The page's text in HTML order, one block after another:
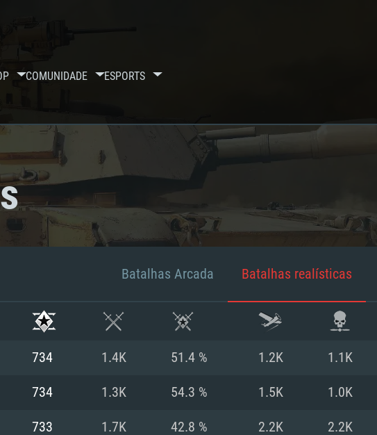
COMUNIDADE ESPORTS
Batalhas Arcada Batalhas realísticas
734 1.4K 51.4 % 1.2K 1.1K
734 1.3K 54.3 % 1.5K 1.0K
733 1.7K 42.8 % 2.2K 2.2K